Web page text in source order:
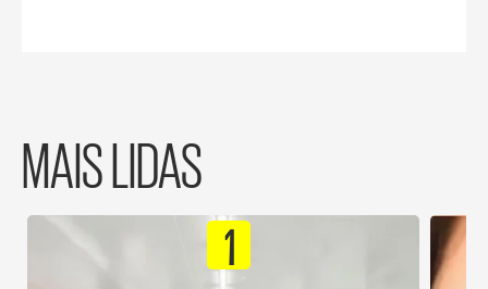
MAIS LIDAS
1